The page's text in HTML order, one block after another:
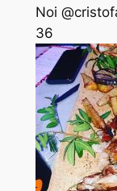
Noi
36